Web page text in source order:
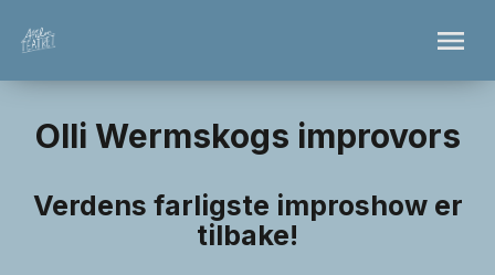
Olli Wermskogs improvors
Verdens farligste improshow er
tilbake!